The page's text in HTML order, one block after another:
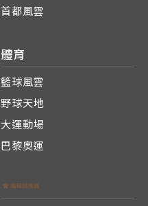
首都風雲
體育
籃球風雲
野球天地
大運動場
巴黎奧運